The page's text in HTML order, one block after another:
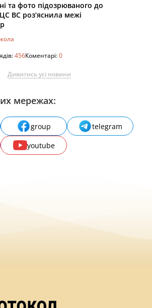
та фото підозрюваного до
ВС роз’яснила межі
456Коментарі:0
Дивитись усі новини
мережах:
group
telegram
youtube